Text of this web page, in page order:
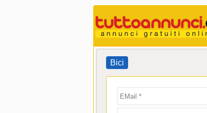
Bici